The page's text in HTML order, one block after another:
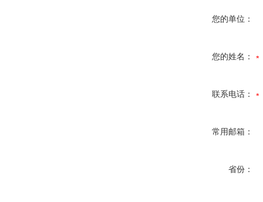
您的单位：
您的姓名：
联系电话：
常用邮箱：
省份：